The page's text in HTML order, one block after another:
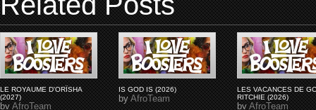
LE ROYAUME D'ORÏSHA
(2027)
byAfroTeam
IS GOD IS (2026)
byAfroTeam
LES VACANCES DE
RITCHIE (2026)
byAfroTeam